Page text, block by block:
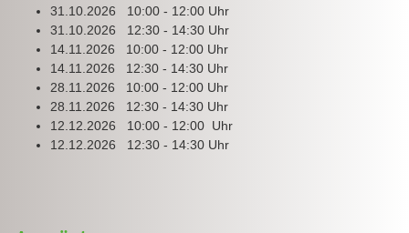
31.10.2026 10:00 - 12:00 Uhr
31.10.2026 12:30 - 14:30 Uhr
14.11.2026 10:00 - 12:00 Uhr
14.11.2026 12:30 - 14:30 Uhr
28.11.2026 10:00 - 12:00 Uhr
28.11.2026 12:30 - 14:30 Uhr
12.12.2026 10:00 - 12:00 Uhr
12.12.2026 12:30 - 14:30 Uhr